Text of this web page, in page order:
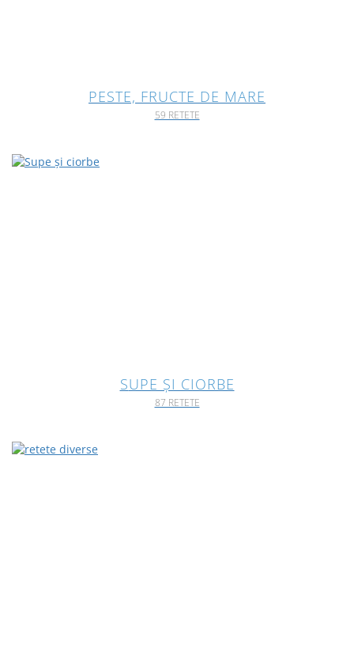
PESTE, FRUCTE DE MARE
59 RETETE
SUPE ȘI CIORBE
87 RETETE